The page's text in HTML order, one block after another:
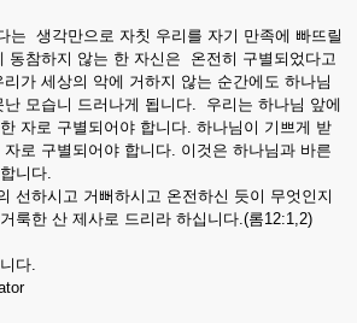
는 생각만으로 자칫 우리를 자기 만족에 빠뜨릴
동참하지 않는 한 자신은 온전히 구별되었다고
가 세상의 악에 거하지 않는 순간에도 하나님
모습니 드러나게 됩니다. 우리는 하나님 앞에
자로 구별되어야 합니다. 하나님이 기쁘게 받
로 구별되어야 합니다. 이것은 하나님과 바른
니다.
선하시고 거뻐하시고 온전하신 듯이 무엇인지
룩한 산 제사로 드리라 하십니다.(롬12:1,2)
다.